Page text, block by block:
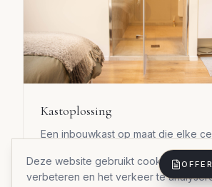
Deze website gebruikt cookies om uw
verbeteren en het verkeer te
Kastoplossing
Een inbouwkast op maat die elke
Materialen: Duurzame materialen